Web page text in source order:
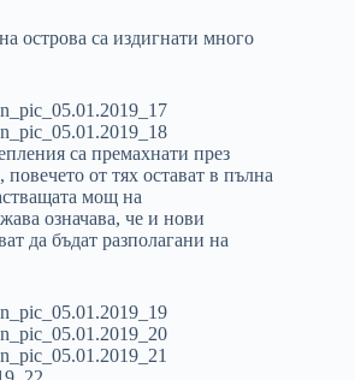
острова са издигнати много
са премахнати през
от тях остават в пълна
мощ на
означава, че и нови
да бъдат разполагани на